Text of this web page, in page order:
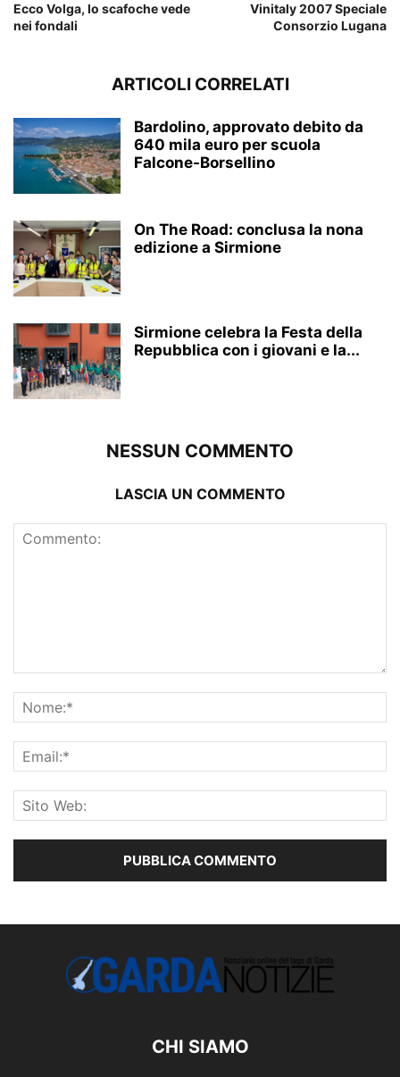
Ecco Volga, lo scafoche vede
nei fondali
Vinitaly 2007 Speciale
Consorzio Lugana
ARTICOLI CORRELATI
Bardolino, approvato debito da
640 mila euro per scuola
Falcone-Borsellino
On The Road: conclusa la nona
edizione a Sirmione
Sirmione celebra la Festa della
Repubblica con i giovani e la...
NESSUN COMMENTO
LASCIA UN COMMENTO
CHI SIAMO